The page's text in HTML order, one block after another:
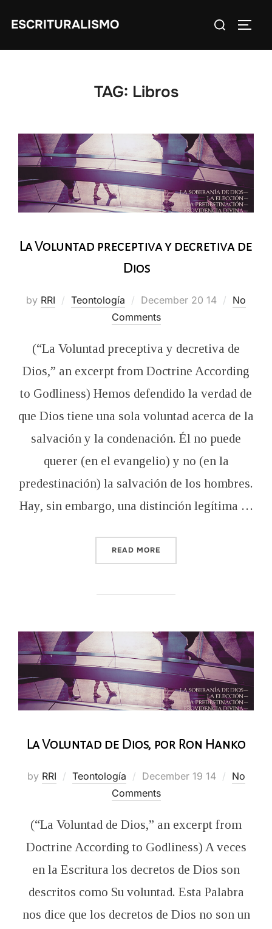
ESCRITURALISMO
Search
TAG: Libros
La Voluntad preceptiva y decretiva de
Dios
by RRI Teontología
Posted
on
December 20 14
No
Comments
(“La Voluntad preceptiva y decretiva de
Dios,” an excerpt from Doctrine According
to Godliness) Hemos defendido la verdad de
que Dios tiene una sola voluntad acerca de la
salvación y la condenación. Él no puede
querer (en el evangelio) y no (en la
predestinación) la salvación de los hombres.
Hay, sin embargo, una distinción legítima …
READ MORE
La Voluntad de Dios, por Ron Hanko
by RRI Teontología
Posted
on
December 19 14
No
Comments
(“La Voluntad de Dios,” an excerpt from
Doctrine According to Godliness) A veces
en la Escritura los decretos de Dios son
descritos como Su voluntad. Esta Palabra
nos dice que los decretos de Dios no son un